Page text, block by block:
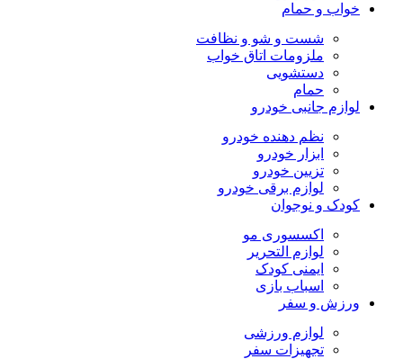
خواب و حمام
شست و شو و نظافت
ملزومات اتاق خواب
دستشویی
حمام
لوازم جانبی خودرو
نظم دهنده خودرو
ابزار خودرو
تزیین خودرو
لوازم برقی خودرو
کودک و نوجوان
اکسسوری مو
لوازم التحریر
ایمنی کودک
اسباب بازی
ورزش و سفر
لوازم ورزشی
تجهیزات سفر